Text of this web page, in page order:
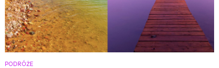
PODRÓŻE